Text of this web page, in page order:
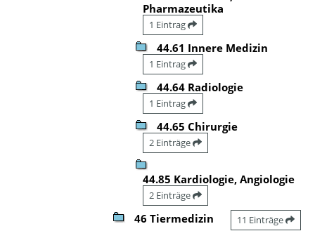
Pharmazeutika
1 Eintrag
44.61 Innere Medizin
1 Eintrag
44.64 Radiologie
1 Eintrag
44.65 Chirurgie
2 Einträge
44.85 Kardiologie, Angiologie
2 Einträge
46 Tiermedizin 11 Einträge